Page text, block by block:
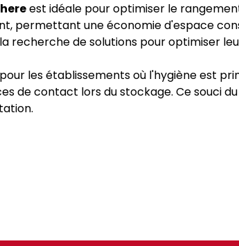
est idéale pour optimiser le
permettant une économie d'espace
recherche de solutions pour optimiser
les établissements où l'hygiène est
de contact lors du stockage. Ce souci